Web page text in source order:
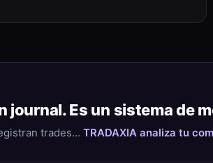
journal. Es un sistema de
trades… TRADAXIA analiza tu